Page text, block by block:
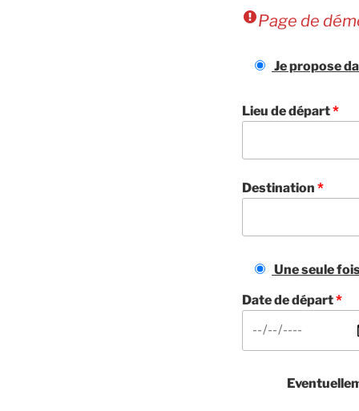
Page de
Je propose
Lieu de départ*
Destination *
Une seule
Date de départ*